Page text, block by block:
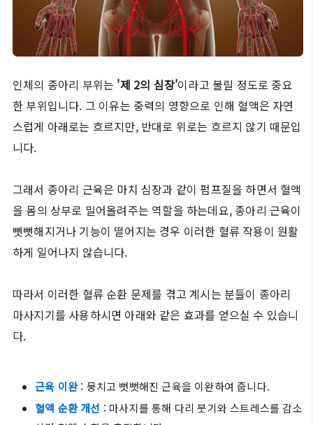
인체의 종아리 부위는 '제 2의 심장'이라고 불릴 정도로 중요
한 부위입니다. 그 이유는 중력의 영향으로 인해 혈액은 자연
스럽게 아래로는 흐르지만, 반대로 위로는 흐르지 않기 때문입
니다.
그래서 종아리 근육은 마치 심장과 같이 펌프질을 하면서 혈액
을 몸의 상부로 밀어올려주는 역할을 하는데요, 종아리 근육이
뻣뻣해지거나 기능이 떨어지는 경우 이러한 혈류 작용이 원활
하게 일어나지 않습니다.
따라서 이러한 혈류 순환 문제를 겪고 계시는 분들이 종아리
마사지기를 사용하시면 아래와 같은 효과를 얻으실 수 있습니
다.
근육 이완: 뭉치고 뻣뻣해진 근육을 이완하여 줍니다.
혈액 순환 개선 : 마사지를 통해 다리 붓기와 스트레스를 감소